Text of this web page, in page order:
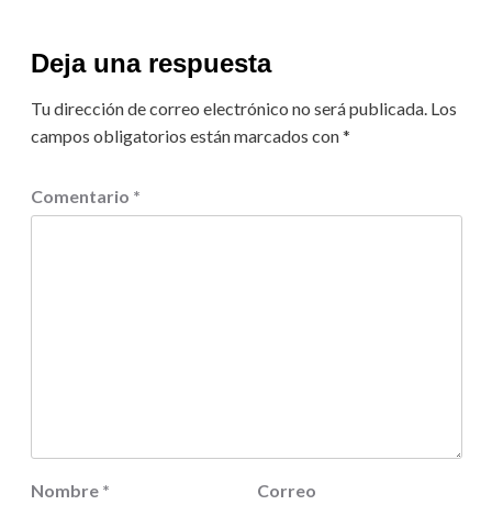
Deja una respuesta
Tu dirección de correo electrónico no será publicada. Los
campos obligatorios están marcados con*
Comentario *
Nombre *
Correo